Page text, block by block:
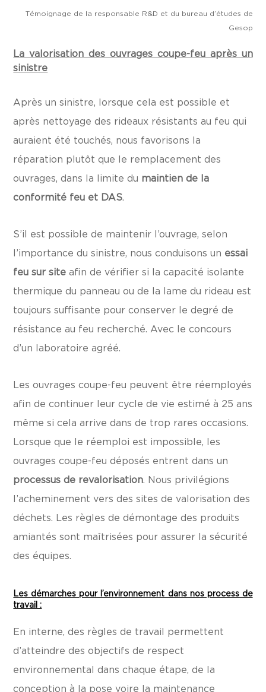
Témoignage de la responsable R&D et du bureau d’études de
Gesop
La valorisation des ouvrages coupe-feu après un
sinistre
Après un sinistre, lorsque cela est possible et
après nettoyage des rideaux résistants au feu qui
auraient été touchés, nous favorisons la
réparation plutôt que le remplacement des
ouvrages, dans la limite du maintien de la
conformité feu et DAS.
S’il est possible de maintenir l’ouvrage, selon
l’importance du sinistre, nous conduisons un essai
feu sur site afin de vérifier si la capacité isolante
thermique du panneau ou de la lame du rideau est
toujours suffisante pour conserver le degré de
résistance au feu recherché. Avec le concours
d’un laboratoire agréé.
Les ouvrages coupe-feu peuvent être réemployés
afin de continuer leur cycle de vie estimé à 25 ans
même si cela arrive dans de trop rares occasions.
Lorsque que le réemploi est impossible, les
ouvrages coupe-feu déposés entrent dans un
processus de revalorisation. Nous privilégions
l’acheminement vers des sites de valorisation des
déchets. Les règles de démontage des produits
amiantés sont maîtrisées pour assurer la sécurité
des équipes.
Les démarches pour l’environnement dans nos process de
travail :
En interne, des règles de travail permettent
d’atteindre des objectifs de respect
environnemental dans chaque étape, de la
conception à la pose voire la maintenance